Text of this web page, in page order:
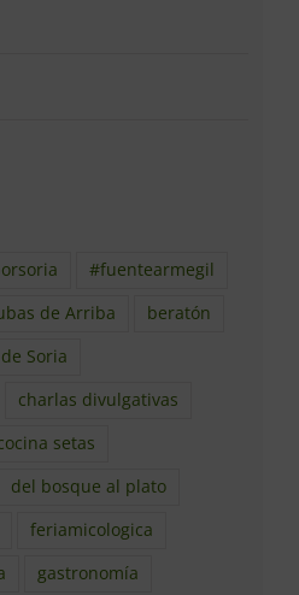
#fuentearmegil
de Arriba
beratón
Soria
charlas divulgativas
setas
del bosque al plato
feriamicologica
gastronomía